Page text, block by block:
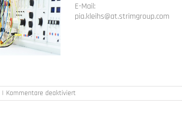
E-Mail:
pia.kleihs@at.strimgroup.com
| Kommentare deaktiviertfür
Aufruf